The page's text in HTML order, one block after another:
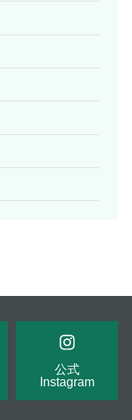
公式
Instagram